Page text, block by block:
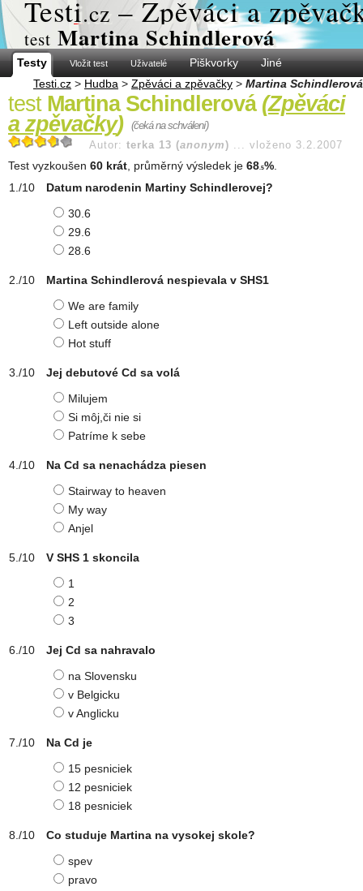
Testi.cz – Zpěváci a
test Martina Schindlerová
Testy Vložit test Uživatelé Piškvorky
Jiné
Testi.cz > Hudba > Zpěváci a zpěvačky > Martina Schindlerová
test Martina Schindlerová (Zpěváci
a zpěvačky) (čeká na schválení)
Autor: terka 13 (anonym ) ... vloženo 3.2.2007
Test vyzkoušen 60 krát, průměrný výsledek je 68.5%.
Datum narodenin Martiny Schindlerovej?
30.6
29.6
28.6
Martina Schindlerová nespievala v SHS1
We are family
Left outside alone
Hot stuff
Jej debutové Cd sa volá
Milujem
Si môj,či nie si
Patríme k sebe
Na Cd sa nenachádza piesen
Stairway to heaven
My way
Anjel
V SHS 1 skoncila
1
2
3
Jej Cd sa nahravalo
na Slovensku
v Belgicku
v Anglicku
Na Cd je
15 pesniciek
12 pesniciek
18 pesniciek
Co studuje Martina na vysokej skole?
spev
pravo